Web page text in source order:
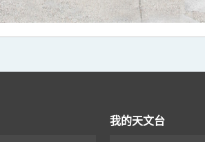
我的天文台